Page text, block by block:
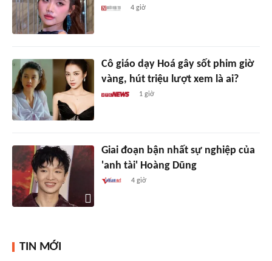
4 giờ
Cô giáo dạy Hoá gây sốt phim giờ
vàng, hút triệu lượt xem là ai?
1 giờ
Giai đoạn bận nhất sự nghiệp của
'anh tài' Hoàng Dũng
4 giờ
TIN MỚI